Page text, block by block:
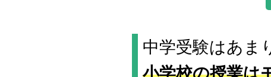
中学受験はあま
小学校の授業は